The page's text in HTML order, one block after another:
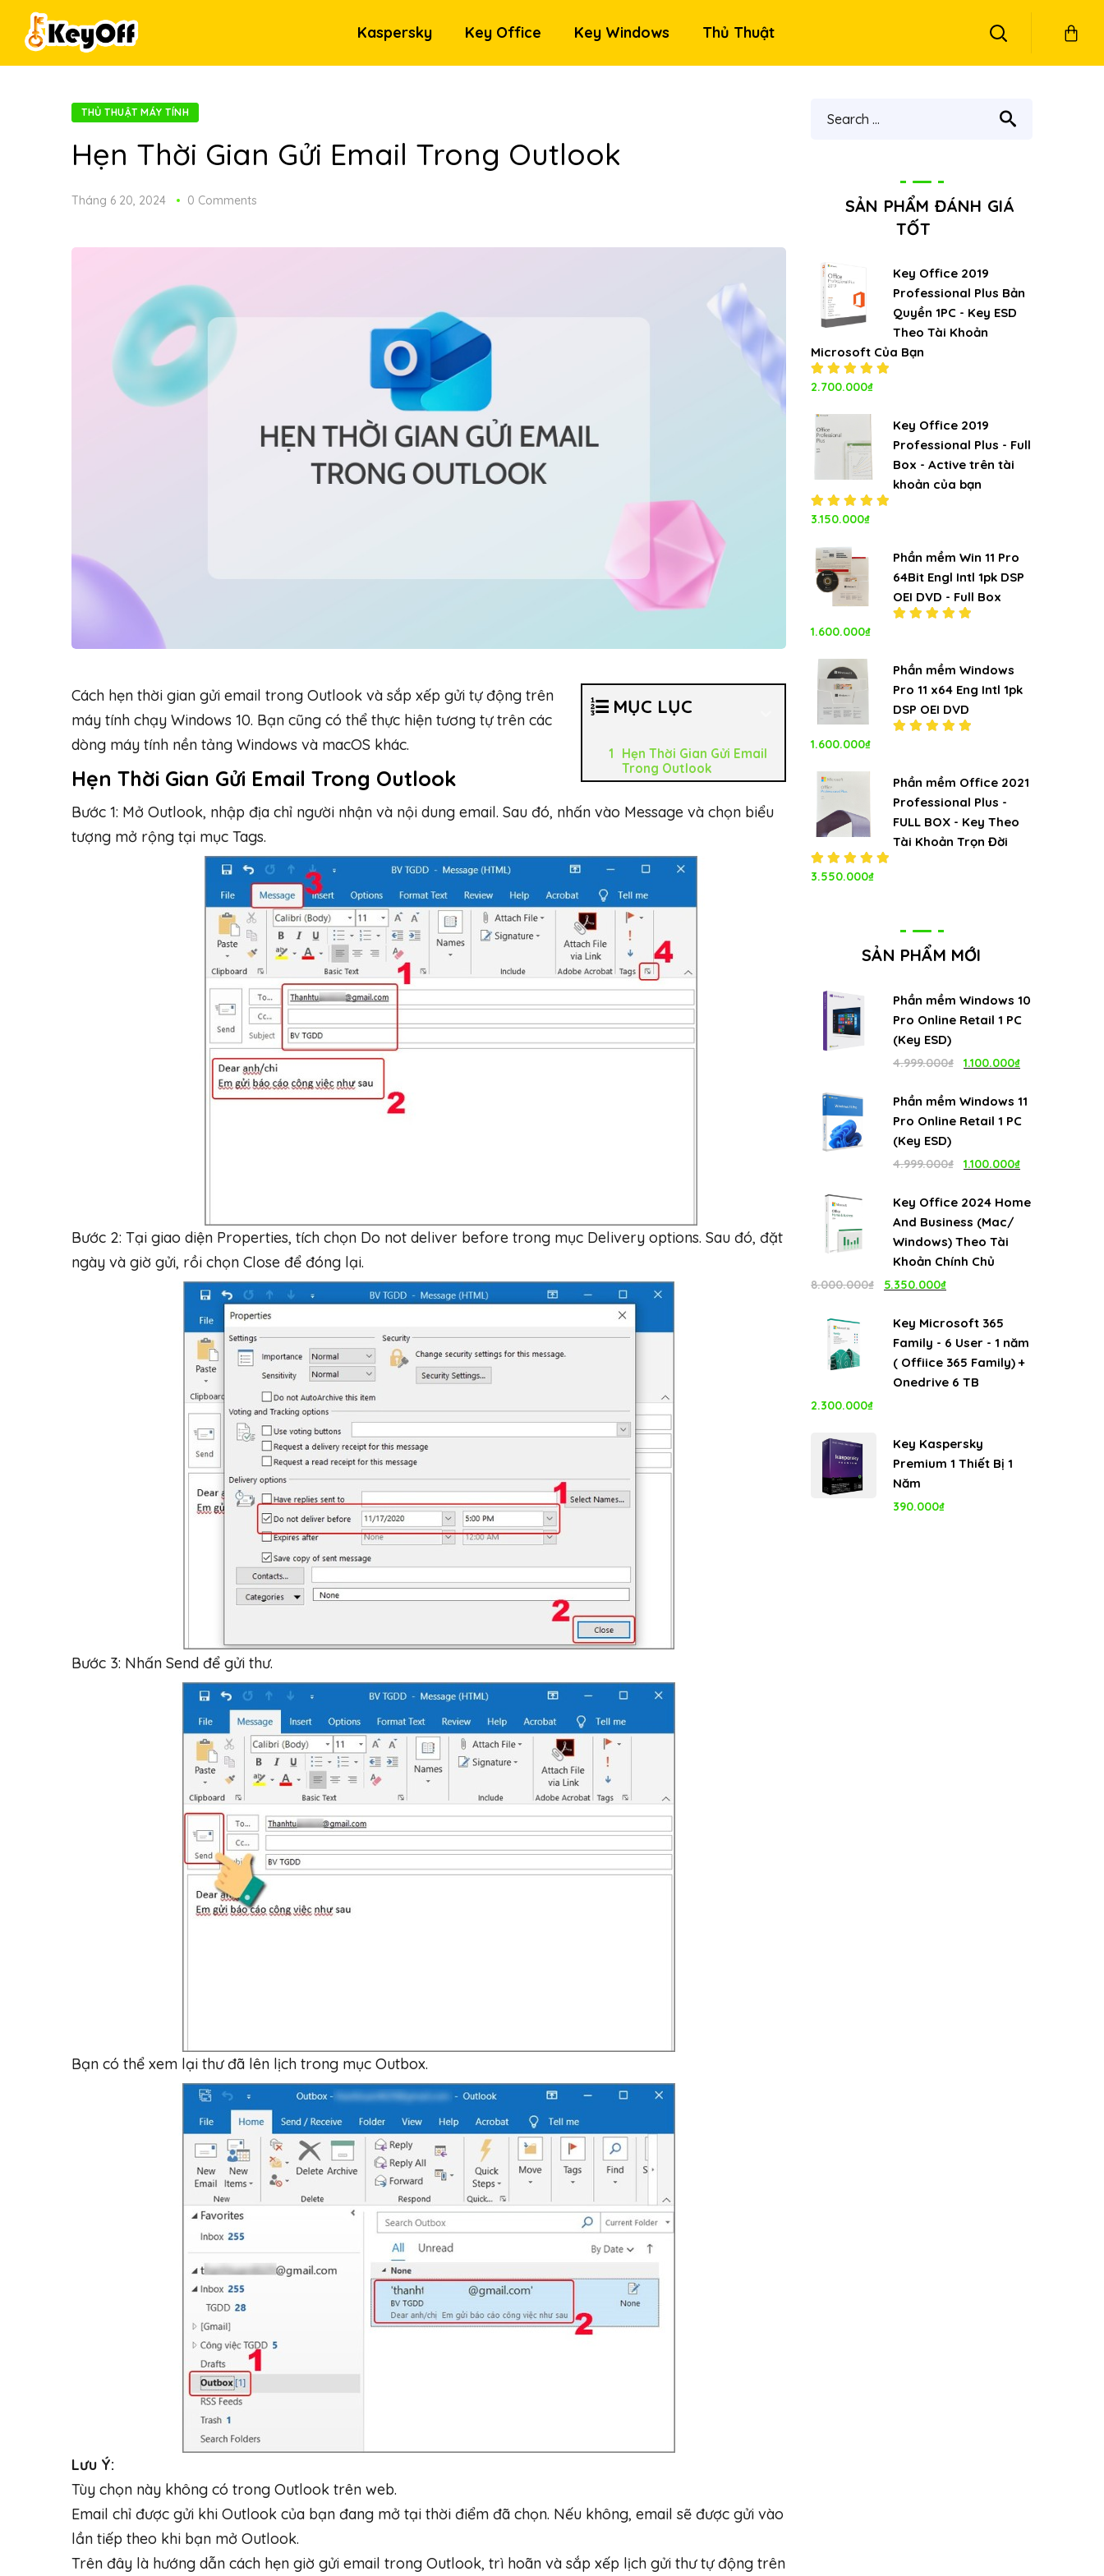
Kaspersky Key Office Key Windows Thủ Thuật
THỦ THUẬT MÁY TÍNH
Hẹn Thời Gian Gửi Email Trong Outlook
Tháng 6 20, 2024 0 Comments
MỤC LỤC
Hẹn Thời Gian Gửi Email
Trong Outlook
Cách hẹn thời gian gửi email trong Outlook và sắp xếp gửi tự động trên
máy tính chạy Windows 10. Bạn cũng có thể thực hiện tương tự trên các
dòng máy tính nền tảng Windows và macOS khác.
Hẹn Thời Gian Gửi Email Trong Outlook
Bước 1: Mở Outlook, nhập địa chỉ người nhận và nội dung email. Sau đó, nhấn vào Message và chọn biểu
tượng mở rộng tại mục Tags.
Bước 2: Tại giao diện Properties, tích chọn Do not deliver before trong mục Delivery options. Sau đó, đặt
ngày và giờ gửi, rồi chọn Close để đóng lại.
Bước 3: Nhấn Send để gửi thư.
Bạn có thể xem lại thư đã lên lịch trong mục Outbox.
Lưu Ý:
Tùy chọn này không có trong Outlook trên web.
Email chỉ được gửi khi Outlook của bạn đang mở tại thời điểm đã chọn. Nếu không, email sẽ được gửi vào
lần tiếp theo khi bạn mở Outlook.
Trên đây là hướng dẫn cách hẹn giờ gửi email trong Outlook, trì hoãn và sắp xếp lịch gửi thư tự động trên
SẢN PHẨM ĐÁNH GIÁ
TỐT
Key Office 2019
Professional Plus Bản
Quyền 1PC - Key ESD
Theo Tài Khoản
Microsoft Của Bạn
Được xếp
sao
2.700.000₫
Key Office 2019
Professional Plus - Full
Box - Active trên tài
khoản của bạn
Được xếp
sao
3.150.000₫
Phần mềm Win 11 Pro
64Bit Engl Intl 1pk DSP
OEI DVD - Full Box
sao
1.600.000₫
Phần mềm Windows
Pro 11 x64 Eng Intl 1pk
DSP OEI DVD
sao
1.600.000₫
Phần mềm Office 2021
Professional Plus -
FULL BOX - Key Theo
Tài Khoản Trọn Đời
Được xếp
3.550.000₫
SẢN PHẨM MỚI
Phần mềm Windows 10
Pro Online Retail 1 PC
(Key ESD)
4.999.000₫
Giá
là:
1.100.000₫
tại
Phần mềm Windows 11
Pro Online Retail 1 PC
(Key ESD)
4.999.000₫
Giá
là:
4.999.000₫.
1.100.000₫
tại
Key Office 2024 Home
And Business (Mac/
Windows) Theo Tài
Khoản Chính Chủ
8.000.000₫
Giá
là:
8.000.000₫.
5.350.000₫
tại
là:
5.350.000₫.
Key Microsoft 365
Family - 6 User - 1 năm
( Offiice 365 Family) +
Onedrive 6 TB
2.300.000₫
Key Kaspersky
Premium 1 Thiết Bị 1
Năm
390.000₫